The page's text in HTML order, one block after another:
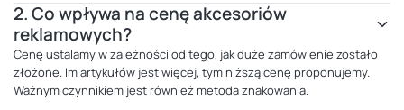
2.Co wpływa na cenę akcesoriów
reklamowych?
Cenę ustalamy w zależności od tego, jak duże zamówienie zostało
złożone. Im artykułów jest więcej, tym niższą cenę proponujemy.
Ważnym czynnikiem jest również metoda znakowania.